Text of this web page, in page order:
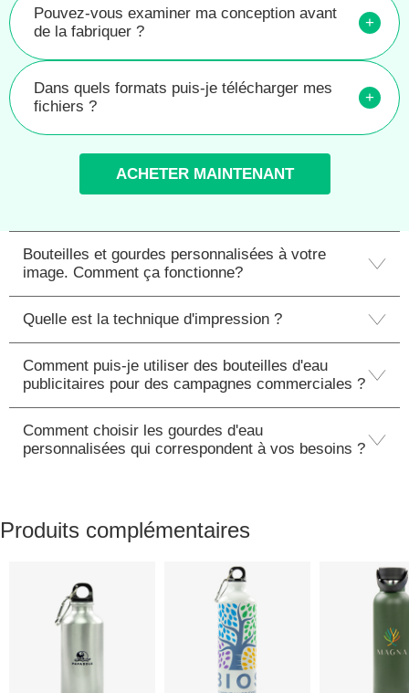
Pouvez-vous examiner ma conception avant
de la fabriquer ?
+
Dans quels formats puis-je télécharger mes
fichiers ?
+
ACHETER MAINTENANT
Bouteilles et gourdes personnalisées à votre
image. Comment ça fonctionne?
Quelle est la technique d'impression ?
Comment puis-je utiliser des bouteilles d'eau
publicitaires pour des campagnes commerciales ?
Comment choisir les gourdes d'eau
personnalisées qui correspondent à vos besoins ?
Produits complémentaires